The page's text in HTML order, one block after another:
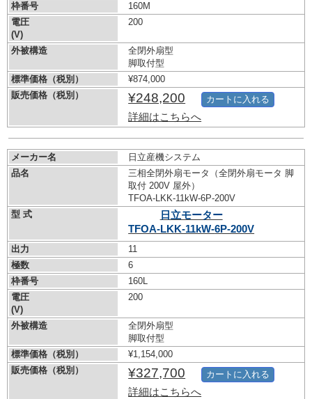
枠番号
160M
電圧
(V)
200
外被構造
全閉外扇型
脚取付型
標準価格（税別）
¥874,000
販売価格（税別）
¥248,200
詳細はこちらへ
カートに入れる
メーカー名
日立産機システム
品名
三相全閉外扇モータ（全閉外扇モータ 脚
取付 200V 屋外）
TFOA-LKK-11kW-6P-200V
型 式
日立モーター
TFOA-LKK-11kW-6P-200V
出力
11
極数
6
枠番号
160L
電圧
(V)
200
外被構造
全閉外扇型
脚取付型
標準価格（税別）
¥1,154,000
販売価格（税別）
¥327,700
詳細はこちらへ
カートに入れる